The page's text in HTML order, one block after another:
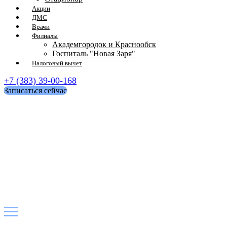
Акции
ДМС
Врачи
Филиалы
Академгородок и Краснообск
Госпиталь "Новая Заря"
Налоговый вычет
+7 (383) 39-00-168
Записаться сейчас